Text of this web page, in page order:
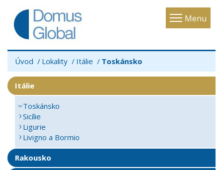
Menu
Toggle
Úvod Lokality Itálie Toskánsko
Itálie
Toskánsko
Sicílie
Ligurie
Livigno a Bormio
Rakousko